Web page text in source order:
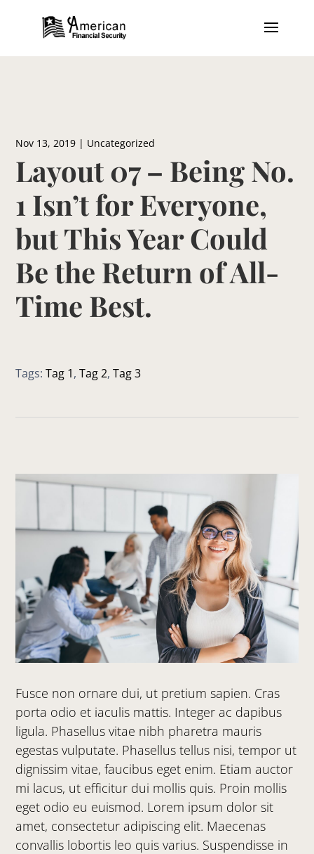
Nov 13, 2019 | Uncategorized
Layout 07 – Being No.
1 Isn’t for Everyone,
but This Year Could
Be the Return of All-
Time Best.
Tags:Tag 1,Tag 2,Tag 3
Fusce non ornare dui, ut pretium sapien. Cras
porta odio et iaculis mattis. Integer ac dapibus
ligula. Phasellus vitae nibh pharetra mauris
egestas vulputate. Phasellus tellus nisi, tempor ut
dignissim vitae, faucibus eget enim. Etiam auctor
mi lacus, ut efficitur dui mollis quis. Proin mollis
eget odio eu euismod. Lorem ipsum dolor sit
amet, consectetur adipiscing elit. Maecenas
convallis lobortis leo quis varius. Suspendisse in